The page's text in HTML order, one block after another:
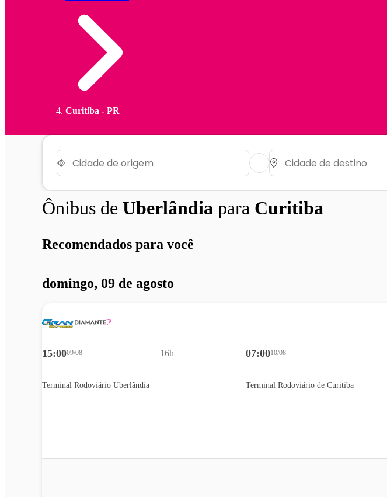
Curitiba - PR
Ônibus de Uberlândia para Curitiba
Recomendados para você
domingo, 09 de agosto
15:0009/08
Terminal Rodoviário Uberlândia
07:0010/08
Terminal Rodoviário de Curitiba
16h